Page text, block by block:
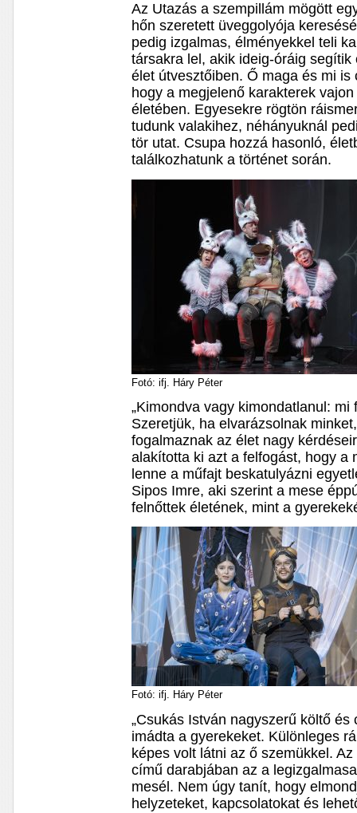
Az Utazás a szempillám mögött
hőn szeretett üveggolyója
pedig izgalmas, élményekkel teli
társakra lel, akik ideig-óráig
élet útvesztőiben. Ő maga és mi
hogy a megjelenő karakterek
életében. Egyesekre rögtön
tudunk valakihez, néhányuknál
tör utat. Csupa hozzá hasonló,
találkozhatunk a történet során.
Fotó: ifj. Háry Péter
„Kimondva vagy kimondatlanul:
Szeretjük, ha elvarázsolnak
fogalmaznak az élet nagy
alakította ki azt a felfogást, hogy a
lenne a műfajt beskatulyázni
Sipos Imre, aki szerint a mese
felnőttek életének, mint a
Fotó: ifj. Háry Péter
„Csukás István nagyszerű költő
imádta a gyerekeket. Különleges
képes volt látni az ő szemükkel.
című darabjában az a
mesél. Nem úgy tanít, hogy
helyzeteket, kapcsolatokat és